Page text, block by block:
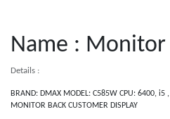
Name : Monitor
Details :
BRAND: DMAX MODEL: C585W CPU: 6400, i5
MONITOR BACK CUSTOMER DISPLAY